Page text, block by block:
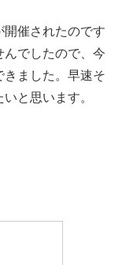
催されたのです
んでしたので、今
きました。早速そ
と思います。